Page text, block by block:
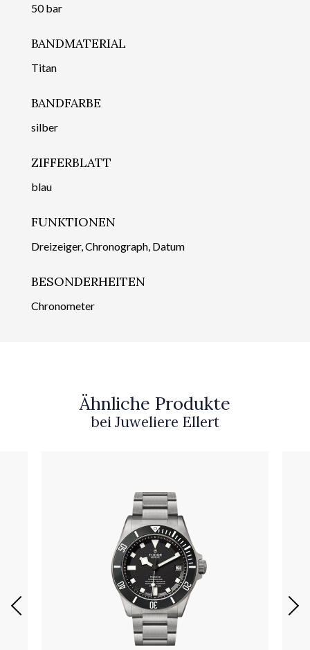
50 bar
BANDMATERIAL
Titan
BANDFARBE
silber
ZIFFERBLATT
blau
FUNKTIONEN
Dreizeiger, Chronograph, Datum
BESONDERHEITEN
Chronometer
Ähnliche Produkte
bei Juweliere Ellert